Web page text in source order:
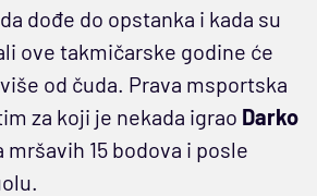
dođe do opstanka i kada su
ove takmičarske godine će
od čuda. Prava msportska
za koji je nekada igrao Darko
mršavih 15 bodova i posle